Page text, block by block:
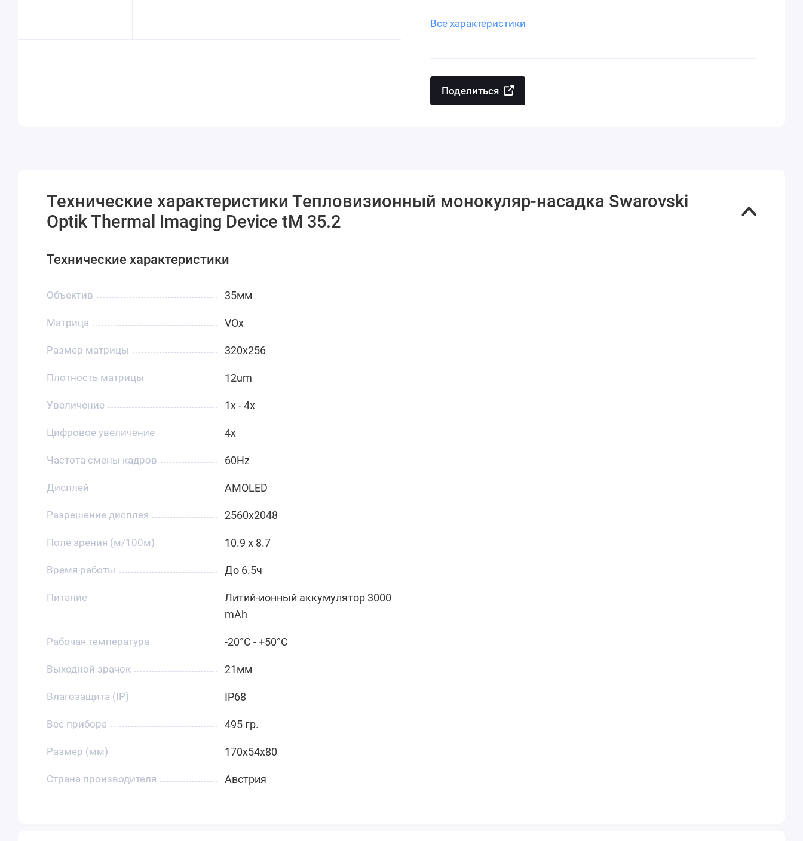
Все характеристики
Поделиться
Технические характеристики Тепловизионный монокуляр-насадка Swarovski
Optik Thermal Imaging Device tM 35.2
Технические характеристики
Объектив 35мм
Матрица VOx
Размер матрицы 320x256
Плотность матрицы 12um
Увеличение 1x - 4x
Цифровое увеличение 4x
Частота смены кадров 60Hz
Дисплей AMOLED
Разрешение дисплея 2560x2048
Поле зрения (м/100м) 10.9 x 8.7
Время работы До 6.5ч
Питание
Литий-ионный аккумулятор 3000
mAh
Рабочая температура -20°C - +50°C
Выходной зрачок 21мм
Влагозащита (IP) IP68
Вес прибора 495 гр.
Размер (мм) 170x54x80
Страна производителя Австрия